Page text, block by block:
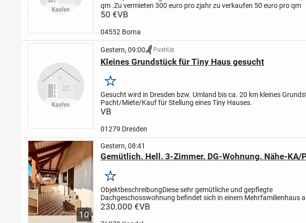
qm .Zu vermieten 300 euro pro zjahr zu verkaufen 50 euro pro qm
50 €VB
04552 Borna
Gestern, 09:00 PushUp
Kleines Grundstück für Tiny Haus gesucht
Merken
Gesucht wird in Dresden bzw. Umland bis ca. 20 km kleines
Pacht/Miete/Kauf für Stellung eines Tiny Hauses.
VB
01279 Dresden
10
Gestern, 08:41
Gemütlich. Hell. 3-Zimmer. DG-Wohnung. Nähe-KA/
Merken
ObjektbeschreibungDiese sehr gemütliche und gepflegte
Dachgeschosswohnung befindet sich in einem Mehrfamilienhaus
Jahr 1995 in ruhiger Wohnlage von Straubenhardt.
230.000 €VB